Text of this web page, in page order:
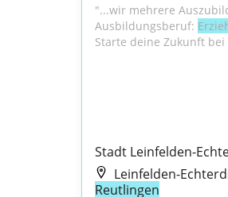
"...wir mehrere
Ausbildungsberuf:
Starte deine Zukunft bei
Stadt Leinfelden-
Leinfelden-
Reutlingen